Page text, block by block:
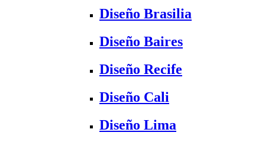
Diseño Brasilia
Diseño Baires
Diseño Recife
Diseño Cali
Diseño Lima